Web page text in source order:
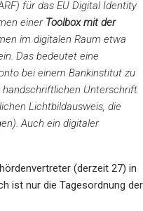
für das EU Digital Identity
einer Toolbox mit der
im digitalen Raum etwa
Das bedeutet eine
bei einem Bankinstitut zu
Unterschrift
Lichtbildausweis, die
Auch ein digitaler
(derzeit 27) in
ist nur die Tagesordnung der